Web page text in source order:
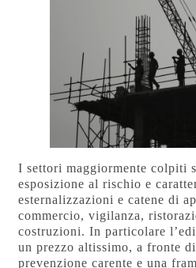
I settori maggiormente colpiti
esposizione al rischio e
esternalizzazioni e catene di
commercio, vigilanza,
costruzioni. In particolare
un prezzo altissimo, a fronte
prevenzione carente e una